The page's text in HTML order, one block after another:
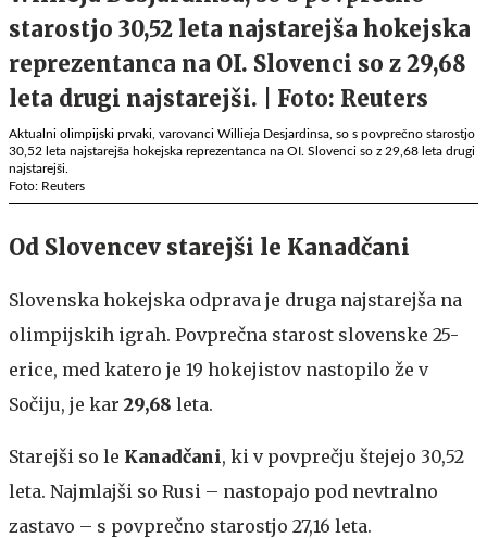
Aktualni olimpijski prvaki, varovanci Willieja Desjardinsa, so s povprečno starostjo
30,52 leta najstarejša hokejska reprezentanca na OI. Slovenci so z 29,68 leta drugi
najstarejši.
Foto: Reuters
Od Slovencev starejši le Kanadčani
Slovenska hokejska odprava je druga najstarejša na
olimpijskih igrah. Povprečna starost slovenske 25-
erice, med katero je 19 hokejistov nastopilo že v
Sočiju, je kar 29,68 leta.
Starejši so le Kanadčani, ki v povprečju štejejo 30,52
leta. Najmlajši so Rusi – nastopajo pod nevtralno
zastavo – s povprečno starostjo 27,16 leta.